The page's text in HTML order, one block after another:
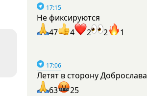
17:15
Не фиксируются
47
4 2 2 1
17:06
Летят в сторону Доброслава
63
25